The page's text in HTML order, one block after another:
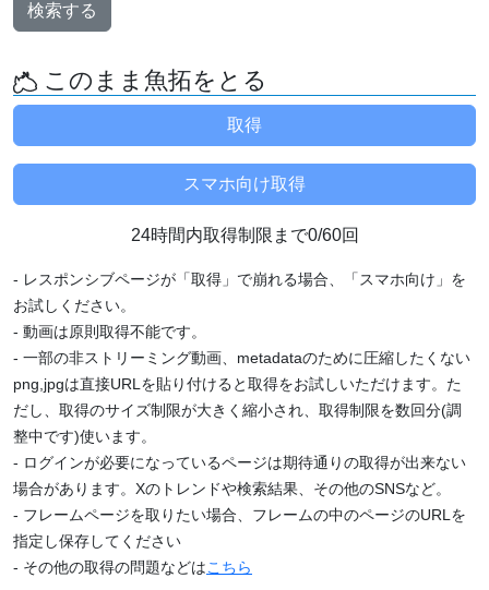
検索する
このまま魚拓をとる
24時間内取得制限まで0/60回
- レスポンシブページが「取得」で崩れる場合、「スマホ向け」を
お試しください。
- 動画は原則取得不能です。
- 一部の非ストリーミング動画、metadataのために圧縮したくない
png,jpgは直接URLを貼り付けると取得をお試しいただけます。た
だし、取得のサイズ制限が大きく縮小され、取得制限を数回分(調
整中です)使います。
- ログインが必要になっているページは期待通りの取得が出来ない
場合があります。Xのトレンドや検索結果、その他のSNSなど。
- フレームページを取りたい場合、フレームの中のページのURLを
指定し保存してください
- その他の取得の問題などはこちら